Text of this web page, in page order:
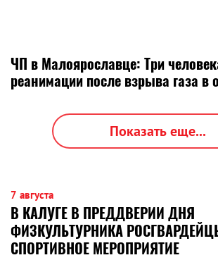
ЧП в Малоярославце: Три
реанимации после взрыва газа в
Показать еще...
7 августа
В КАЛУГЕ В ПРЕДДВЕРИИ ДНЯ
ФИЗКУЛЬТУРНИКА
СПОРТИВНОЕ МЕРОПРИЯТИЕ